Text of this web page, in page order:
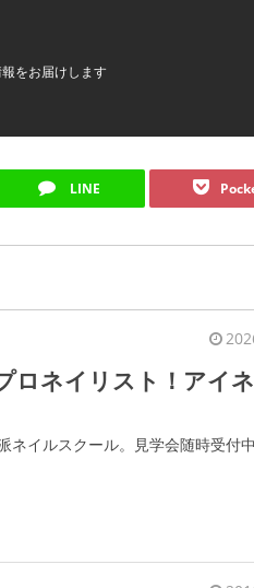
をお届けします
LINE
ロネイリスト！アイ
ネイルスクール。見学会随時受付中